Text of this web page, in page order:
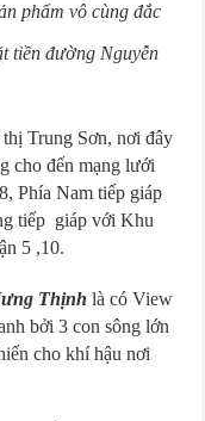
phẩm vô cùng đắc
tiền đường Nguyễn
Trung Sơn, nơi đây
cho đến mạng lưới
Phía Nam tiếp giáp
tiếp giáp với Khu
5 ,10.
Thịnh là có View
bởi 3 con sông lớn
cho khí hậu nơi